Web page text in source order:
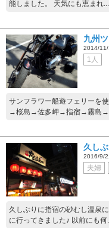
能しました。 天気にも恵まれ...
九州
2014/11/
1人
サンフラワー船遊フェリー
→桜島→佐多岬→指宿→霧島
久し
2016/9/
夫婦
久しぶりに指宿の砂むし温泉
に行ってきました♪ 以前にも何...